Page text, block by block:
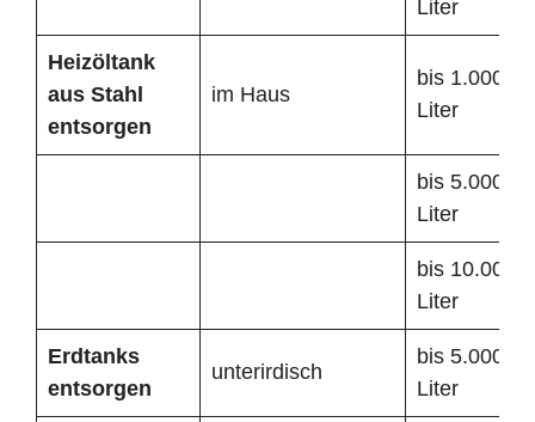
Liter
Heizöltank
aus Stahl
entsorgen
im Haus
bis 1.000
Liter
bis 5.000
Liter
bis 10.000
Liter
Erdtanks
entsorgen
unterirdisch
bis 5.000
Liter